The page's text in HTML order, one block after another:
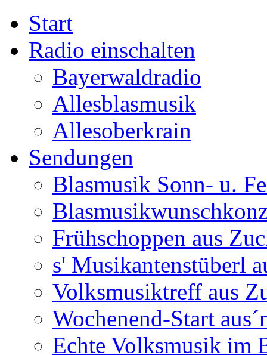
Start
Radio einschalten
Bayerwaldradio
Allesblasmusik
Allesoberkrain
Sendungen
Blasmusik Sonn- u.
Frühschoppen aus
s' Musikantenstüberl
Volksmusiktreff aus
Wochenend-Start
Echte Volksmusik im